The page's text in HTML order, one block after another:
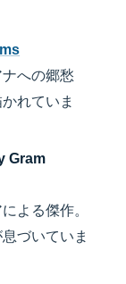
への郷愁
れていま
Gram
よる傑作。
づいていま